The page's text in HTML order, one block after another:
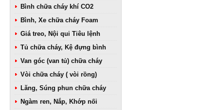
Bình chữa cháy khí CO2
Bình, Xe chữa cháy Foam
Giá treo, Nội qui Tiêu lệnh
Tủ chữa cháy, Kệ đựng bình
Van góc (van tủ) chữa cháy
Vòi chữa cháy ( vòi rồng)
Lăng, Súng phun chữa cháy
Ngàm ren, Nắp, Khớp nối